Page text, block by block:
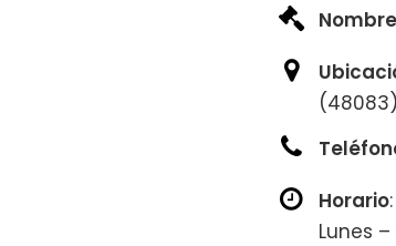
Nombre
Horario:
Lunes